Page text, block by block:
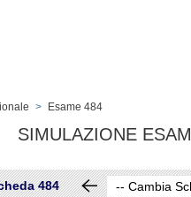
> Esame 484
SIMULAZIONE
484